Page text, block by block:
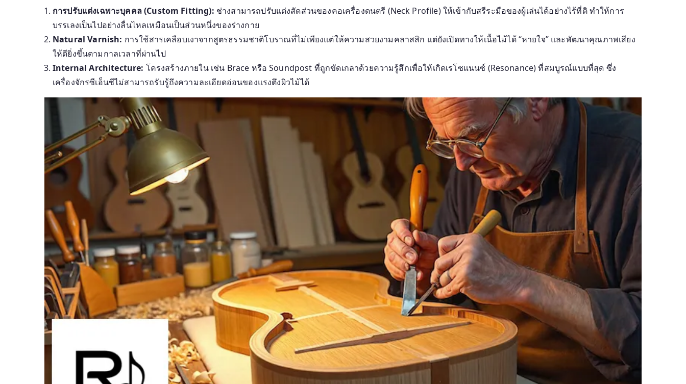
การปรับแต่งเฉพาะบุคคล (Custom Fitting): ช่างสามารถปรับแต่งสัดส่วนของคอเครื่องดนตรี (Neck Profile) ให้เข้ากับสรีระมือของผู้เล่นได้อย่างไร้ที่ติ ทำให้การ
บรรเลงเป็นไปอย่างลื่นไหลเหมือนเป็นส่วนหนึ่งของร่างกาย
Natural Varnish: การใช้สารเคลือบเงาจากสูตรธรรมชาติโบราณที่ไม่เพียงแต่ให้ความสวยงามคลาสสิก แต่ยังเปิดทางให้เนื้อไม้ได้ “หายใจ” และพัฒนาคุณภาพเสียง
ให้ดียิ่งขึ้นตามกาลเวลาที่ผ่านไป
Internal Architecture: โครงสร้างภายใน เช่น Brace หรือ Soundpost ที่ถูกขัดเกลาด้วยความรู้สึกเพื่อให้เกิดเรโซแนนซ์ (Resonance) ที่สมบูรณ์แบบที่สุด ซึ่ง
เครื่องจักรซีเอ็นซีไม่สามารถรับรู้ถึงความละเอียดอ่อนของแรงตึงผิวไม้ได้